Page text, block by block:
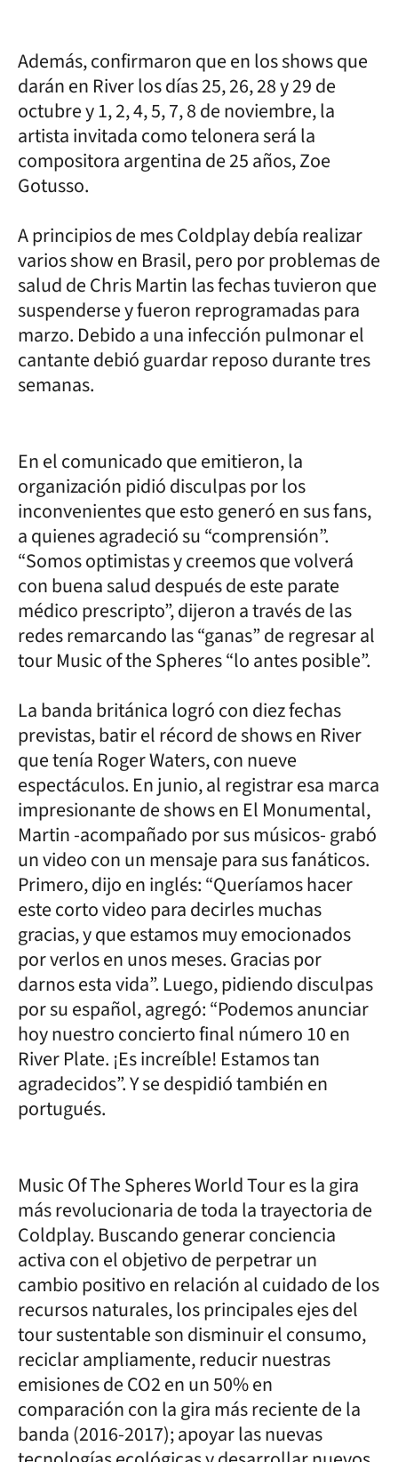
Además, confirmaron que en los shows que
darán en River los días 25, 26, 28 y 29 de
octubre y 1, 2, 4, 5, 7, 8 de noviembre, la
artista invitada como telonera será la
compositora argentina de 25 años, Zoe
Gotusso.
A principios de mes Coldplay debía realizar
varios show en Brasil, pero por problemas de
salud de Chris Martin las fechas tuvieron que
suspenderse y fueron reprogramadas para
marzo. Debido a una infección pulmonar el
cantante debió guardar reposo durante tres
semanas.
En el comunicado que emitieron, la
organización pidió disculpas por los
inconvenientes que esto generó en sus fans,
a quienes agradeció su “comprensión”.
“Somos optimistas y creemos que volverá
con buena salud después de este parate
médico prescripto”, dijeron a través de las
redes remarcando las “ganas” de regresar al
tour Music of the Spheres “lo antes posible”.
La banda británica logró con diez fechas
previstas, batir el récord de shows en River
que tenía Roger Waters, con nueve
espectáculos. En junio, al registrar esa marca
impresionante de shows en El Monumental,
Martin -acompañado por sus músicos- grabó
un video con un mensaje para sus fanáticos.
Primero, dijo en inglés: “Queríamos hacer
este corto video para decirles muchas
gracias, y que estamos muy emocionados
por verlos en unos meses. Gracias por
darnos esta vida”. Luego, pidiendo disculpas
por su español, agregó: “Podemos anunciar
hoy nuestro concierto final número 10 en
River Plate. ¡Es increíble! Estamos tan
agradecidos”. Y se despidió también en
portugués.
Music Of The Spheres World Tour es la gira
más revolucionaria de toda la trayectoria de
Coldplay. Buscando generar conciencia
activa con el objetivo de perpetrar un
cambio positivo en relación al cuidado de los
recursos naturales, los principales ejes del
tour sustentable son disminuir el consumo,
reciclar ampliamente, reducir nuestras
emisiones de CO2 en un 50% en
comparación con la gira más reciente de la
banda (2016-2017); apoyar las nuevas